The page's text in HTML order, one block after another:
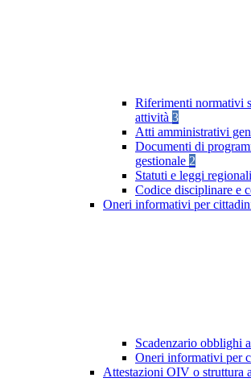
Riferimenti normativi
attività 3
Atti amministrativi
Documenti di
gestionale 2
Statuti e leggi regionali
Codice disciplinare e
Oneri informativi per
Scadenzario obblighi
Oneri informativi per
Attestazioni OIV o struttura